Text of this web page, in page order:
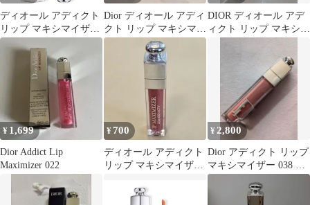
ディオール アディクト
リップ マキシマイザー
/ 001
Dior ディオール アディ
クト リップ マキシマイ
ザー 024☆おまけ付き
DIOR ディオール アデ
ィクト リップ マキシマ
¥ 1,699
Dior Addict Lip
Maximizer 022
¥ 700
ディオール アディクト
リップ マキシマイザー
¥ 2,800
Dior アディクト リップ
マキシマイザー 038 ロ
ーズ ヌード